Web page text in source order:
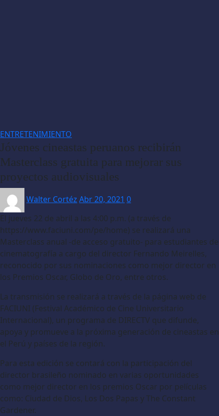
ENTRETENIMIENTO
Jóvenes cineastas peruanos recibirán
Masterclass gratuita para mejorar sus
proyectos audiovisuales
Walter Cortéz Abr 20, 2021 0
El jueves 22 de abril a las 4:00 p.m. (a través de
https://www.faciuni.com/pe/home) se realizará una
Masterclass anual -de acceso gratuito- para estudiantes de
cinematografía a cargo del director Fernando Meirelles,
reconocido por sus nominaciones como mejor director en
los Premios Oscar, Globo de Oro, entre otros.
La transmisión se realizará a través de la página web de
FACIUNI (Festival Académico de Cine Universitario
Internacional), un programa de DIRECTV que difunde,
apoya y promueve a la próxima generación de cineastas en
el Perú y países de la región.
Para esta edición se contará con la participación del
director brasileño nominado en varias oportunidades
como mejor director en los premios Oscar por películas
como: Ciudad de Dios, Los Dos Papas y The Constant
Gardener.